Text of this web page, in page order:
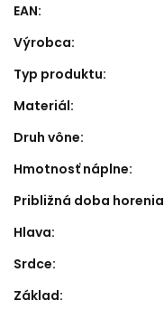
EAN:
Výrobca:
Typ produktu:
Materiál:
Druh vône:
Hmotnosť náplne:
Približná doba horenia
Hlava:
Srdce:
Základ: